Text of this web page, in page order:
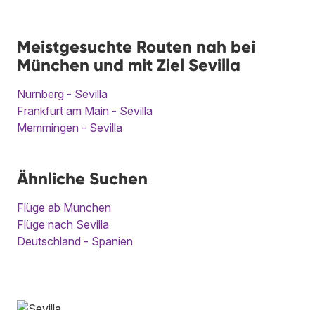
Meistgesuchte Routen nah bei
München und mit Ziel Sevilla
Nürnberg - Sevilla
Frankfurt am Main - Sevilla
Memmingen - Sevilla
Ähnliche Suchen
Flüge ab München
Flüge nach Sevilla
Deutschland - Spanien